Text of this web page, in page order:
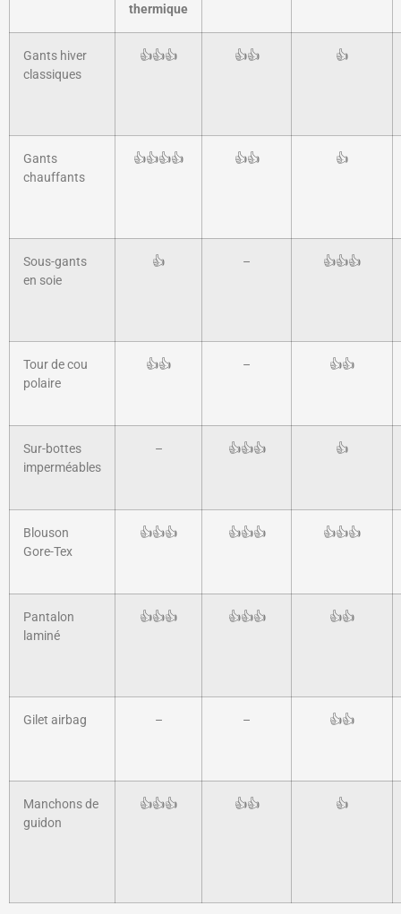
thermique
Gants hiver
classiques
👍👍👍 👍👍 👍
Gants
chauffants
👍👍👍👍 👍👍 👍
Sous-gants
en soie
👍 – 👍👍👍
Tour de cou
polaire
👍👍 – 👍👍
Sur-bottes
imperméables
– 👍👍👍 👍
Blouson
Gore-Tex
👍👍👍 👍👍👍 👍👍👍
Pantalon
laminé
👍👍👍 👍👍👍 👍👍
Gilet airbag – – 👍👍
Manchons de
guidon
👍👍👍 👍👍 👍